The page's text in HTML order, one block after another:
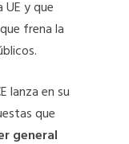
UE y que
frena la
lanza en su
que
general